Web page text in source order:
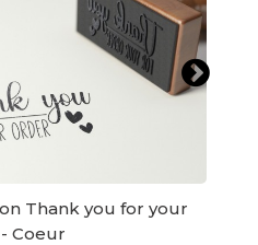
Thank you for your
Coeur